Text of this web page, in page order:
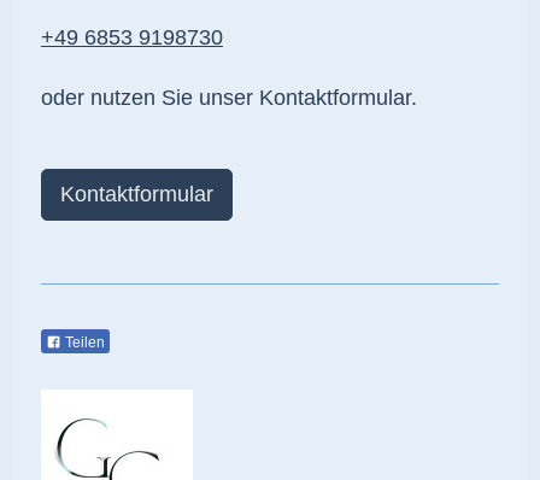
+49 6853 9198730
oder nutzen Sie unser Kontaktformular.
Kontaktformular
Teilen